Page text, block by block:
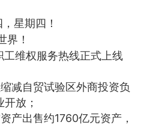
TONGYANMEI
星期四！
界！
工维权服务热线正式上线
减自贸试验区外商投资负
放；
产出售约1760亿元资产，